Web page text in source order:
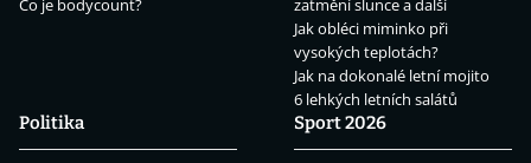
Jak obléci miminko při
vysokých teplotách?
Jak na dokonalé letní mojito
6 lehkých letních salátů
Politika
Sport 2026